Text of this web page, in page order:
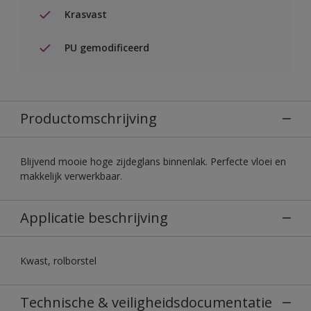
Krasvast
PU gemodificeerd
Productomschrijving
Blijvend mooie hoge zijdeglans binnenlak. Perfecte vloei en
makkelijk verwerkbaar.
Applicatie beschrijving
Kwast, rolborstel
Technische & veiligheidsdocumentatie